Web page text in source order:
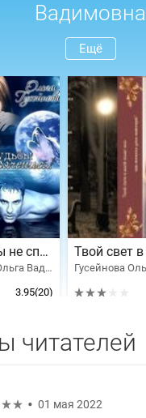
Вадимовна
Ещё
От судьбы не спрячешься!
Гусейнова Ольга Вадимовна
3.95(20)
читателей
01 мая 2022